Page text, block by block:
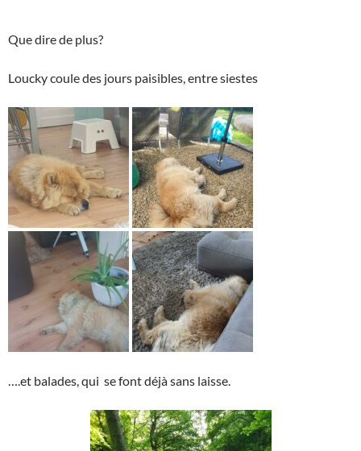
Que dire de plus?
Loucky coule des jours paisibles, entre siestes
….et balades, qui se font déjà sans laisse.